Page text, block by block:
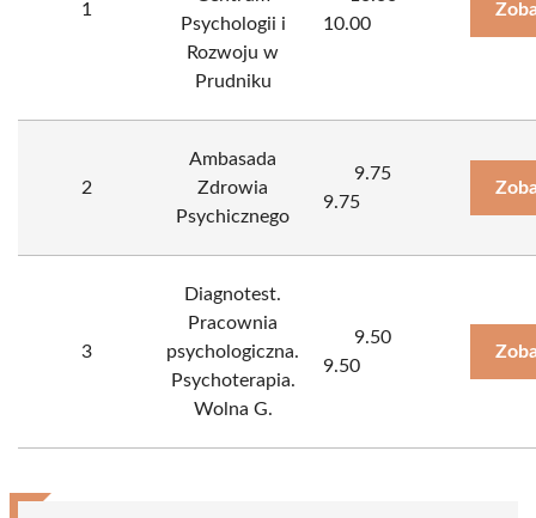
1
Psychologii i
Rozwoju w
Prudniku
10.00
2
Ambasada
Zdrowia
Psychicznego
9.75
9.75
3
Diagnotest.
Pracownia
psychologiczna.
Psychoterapia.
Wolna G.
9.50
9.50